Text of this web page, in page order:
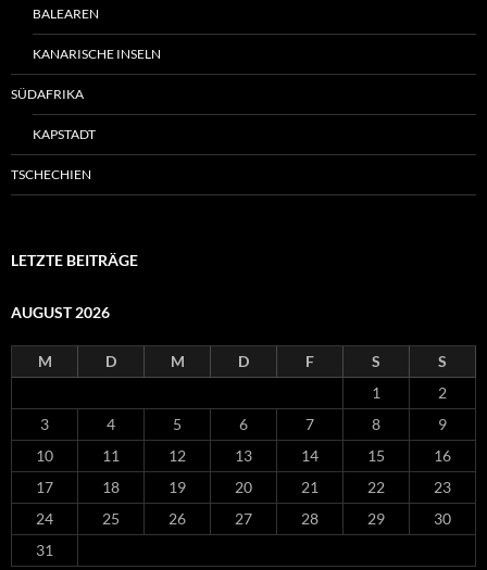
BALEAREN
KANARISCHE INSELN
SÜDAFRIKA
KAPSTADT
TSCHECHIEN
LETZTE BEITRÄGE
AUGUST 2026
M D M D F S
S
1
2
3
4 5 6 7 8
9
10
11 12 13 14 15
16
17
18 19 20 21 22
23
24
25 26 27 28 29
30
31